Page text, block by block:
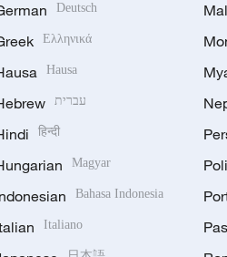
Deutsch
Ελληνικά
Hausa
עברית
हिन्दी
Magyar
Bahasa Indonesia
Italiano